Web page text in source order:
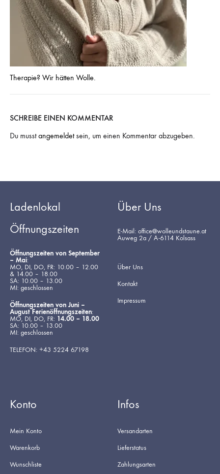
Therapie? Wir hätten Wolle.
SCHREIBE EINEN KOMMENTAR
Du musstangemeldetsein, um einen Kommentar abzugeben.
Ladenlokal
Öffnungszeiten
Öffnungszeiten von September
– Mai:
MO, DI, DO, FR: 10.00 – 12.00
& 14.00 – 18.00
SA: 10.00 – 13.00
MI: geschlossen
Öffnungszeiten von Juni –
August Ferienöffnungszeiten:
MO, DI, DO, FR: 14.00 – 18.00
SA: 10.00 – 13.00
MI: geschlossen
TELEFON: +43 5224 67198
Über Uns
E-Mail: office@wolleundstaune.at
Auweg 2a / A-6114 Kolsass
Über Uns
Kontakt
Impressum
Konto
Mein Konto
Warenkorb
Wunschliste
Infos
Versandarten
Lieferstatus
Zahlungsarten